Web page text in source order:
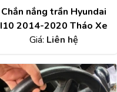
Chắn nắng trần Hyundai
I10 2014-2020 Tháo Xe
Giá: Liên hệ